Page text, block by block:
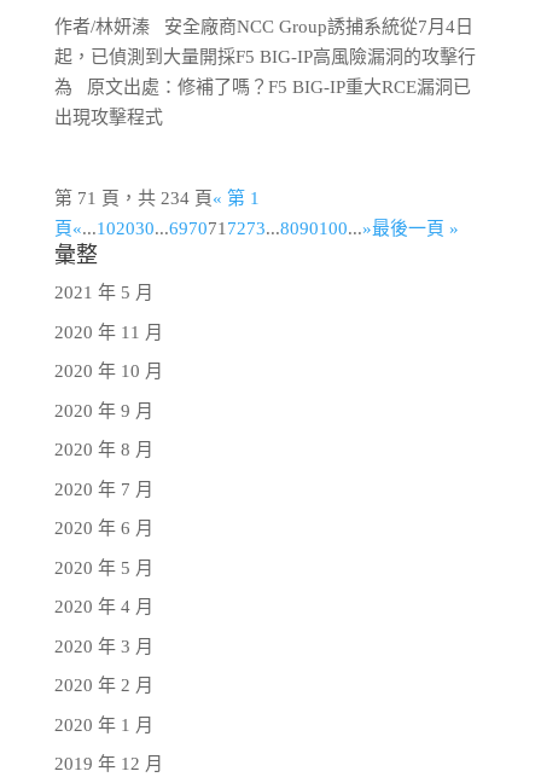
作者/林妍溱 安全廠商NCC Group誘捕系統從7月4日
起，已偵測到大量開採F5 BIG-IP高風險漏洞的攻擊行
為 原文出處：修補了嗎？F5 BIG-IP重大RCE漏洞已
出現攻擊程式
第 71 頁，共 234 頁« 第 1
頁«...102030...697071 7273...8090100...»最後一頁 »
彙整
2021 年 5 月
2020 年 11 月
2020 年 10 月
2020 年 9 月
2020 年 8 月
2020 年 7 月
2020 年 6 月
2020 年 5 月
2020 年 4 月
2020 年 3 月
2020 年 2 月
2020 年 1 月
2019 年 12 月